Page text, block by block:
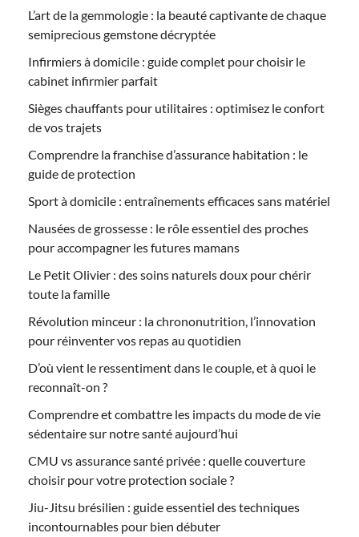
L’art de la gemmologie : la beauté captivante de chaque
semiprecious gemstone décryptée
Infirmiers à domicile : guide complet pour choisir le
cabinet infirmier parfait
Sièges chauffants pour utilitaires : optimisez le confort
de vos trajets
Comprendre la franchise d’assurance habitation : le
guide de protection
Sport à domicile : entraînements efficaces sans matériel
Nausées de grossesse : le rôle essentiel des proches
pour accompagner les futures mamans
Le Petit Olivier : des soins naturels doux pour chérir
toute la famille
Révolution minceur : la chrononutrition, l’innovation
pour réinventer vos repas au quotidien
D’où vient le ressentiment dans le couple, et à quoi le
reconnaît-on ?
Comprendre et combattre les impacts du mode de vie
sédentaire sur notre santé aujourd’hui
CMU vs assurance santé privée : quelle couverture
choisir pour votre protection sociale ?
Jiu-Jitsu brésilien : guide essentiel des techniques
incontournables pour bien débuter